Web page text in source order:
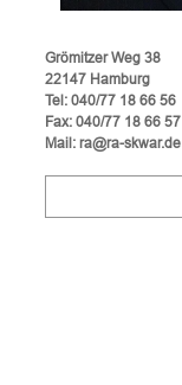
Grömitzer Weg 38
22147 Hamburg
Tel: 040/77 18 66 56
Fax: 040/77 18 66 57
Mail: ra@ra-skwar.de